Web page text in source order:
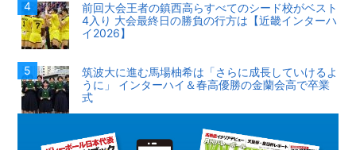
前回大会王者の鎮西高らすべてのシード校がベスト
4入り 大会最終日の勝負の行方は【近畿インターハ
イ2026】
筑波大に進む馬場柚希は「さらに成長していけるよ
うに」 インターハイ＆春高優勝の金蘭会高で卒業
式